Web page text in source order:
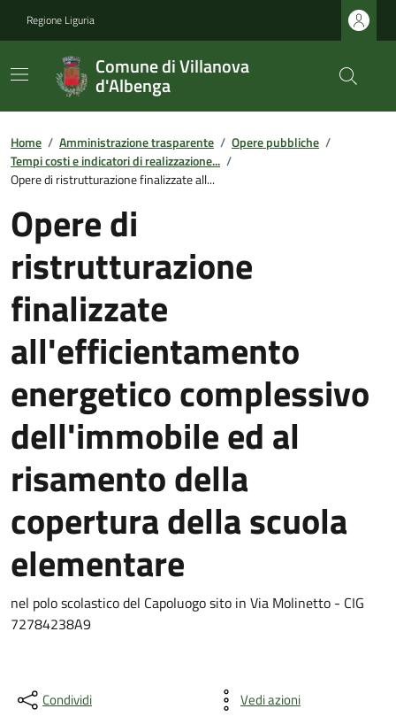
Regione Liguria
Comune di Villanova
d'Albenga
Home / Amministrazione trasparente / Opere pubbliche /
Tempi costi e indicatori di realizzazione... /
Opere di ristrutturazione finalizzate all...
Opere di
ristrutturazione
finalizzate
all'efficientamento
energetico complessivo
dell'immobile ed al
risamento della
copertura della scuola
elementare
nel polo scolastico del Capoluogo sito in Via Molinetto - CIG
72784238A9
Condividi Vedi azioni